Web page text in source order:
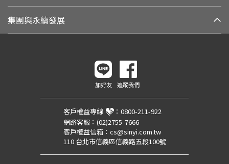
集團與永續發展
加好友 追蹤我們
客戶權益專線 ： 0800-211-922
網路客服： (02)2755-7666
客戶權益信箱： cs@sinyi.com.tw
110 台北市信義區信義路五段100號